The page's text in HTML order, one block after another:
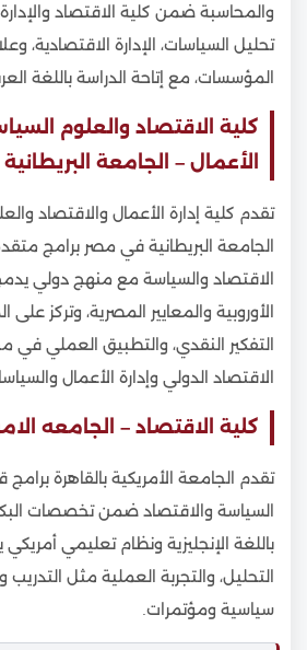
والمحاسبة ضمن كلية الاقتصاد
تحليل السياسات، الإدارة الاقتصادية،
المؤسسات، مع إتاحة الدراسة باللغة
كلية الاقتصاد والعلوم
الأعمال – الجامعة البريطانية
تقدم كلية إدارة الأعمال والاقتصاد
الجامعة البريطانية في مصر برامج
الاقتصاد والسياسة مع منهج دولي
الأوروبية والمعايير المصرية، وتركز على
التفكير النقدي، والتطبيق العملي
الاقتصاد الدولي وإدارة الأعمال
كلية الاقتصاد – الجامعه
تقدم الجامعة الأمريكية بالقاهرة
السياسة والاقتصاد ضمن تخصصات
باللغة الإنجليزية ونظام تعليمي أمريكي
التحليل، والتجربة العملية مثل
سياسية ومؤتمرات.